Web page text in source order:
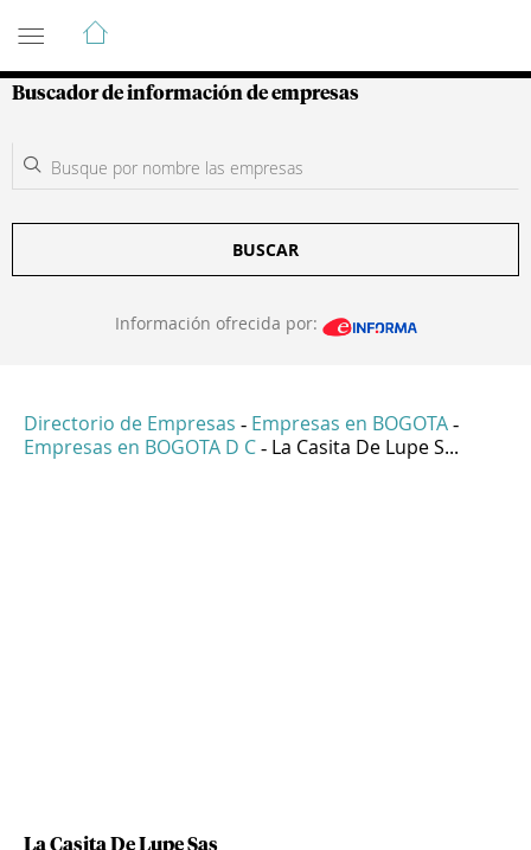
Guía de Empresas Colombianas
Buscador de información de empresas
BUSCAR
Información ofrecida por:
Directorio de Empresas - Empresas en BOGOTA -
Empresas en BOGOTA D C - La Casita De Lupe S...
La Casita De Lupe Sas